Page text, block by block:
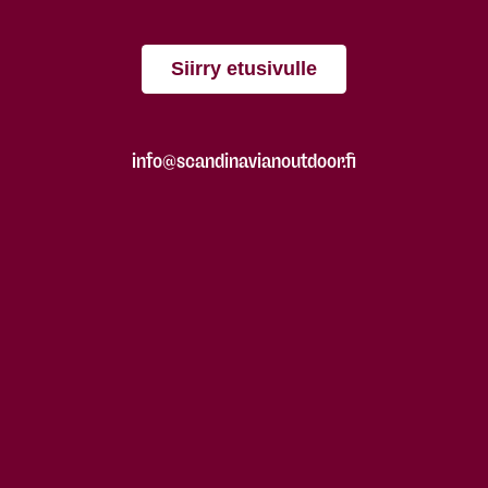
Siirry etusivulle
info@scandinavianoutdoor.fi